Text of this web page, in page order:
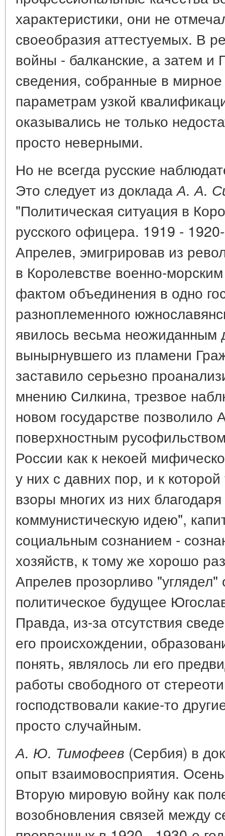
характеристики, они не
своеобразия аттестуемых. В
войны - балканские, а затем и
сведения, собранные в
параметрам узкой
оказывались не только
просто неверными.
Но не всегда русские
Это следует из докладаА. А.
"Политическая ситуация в
русского офицера. 1919 -
Апрелев, эмигрировав из
в Королевстве военно-
фактом объединения в одно
разноплеменного
явилось весьма неожиданным
вынырнувшего из пламени
заставило серьезно
мнению Силкина, трезвое
новом государстве позволило
поверхностным
России как к некоей
у них с давних пор, и к
взоры многих из них
коммунистическую идею",
социальным сознанием -
хозяйств, к тому же хорошо
Апрелев прозорливо
политическое будущее
Правда, из-за отсутствия
его происхождении,
понять, являлось ли его
работы свободного от
господствовали какие-то
просто случайным.
А. Ю. Тимофеев (Сербия) в
опыт взаимовосприятия.
Вторую мировую войну как
возобновления связей между